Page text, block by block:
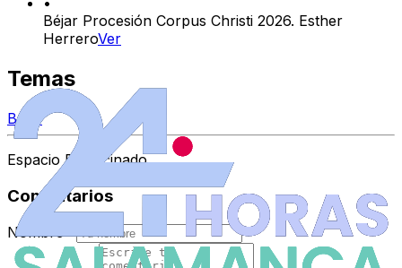
Béjar Procesión Corpus Christi 2026. Esther
HerreroVer
Temas
Béjar
Espacio Patrocinado
Comentarios
Nombre *